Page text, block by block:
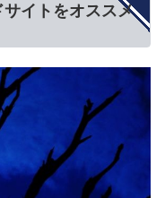
イトをオススメ